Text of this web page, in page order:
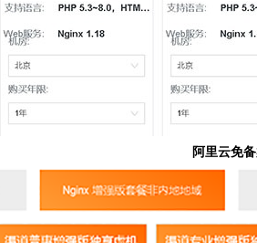
阿里云免